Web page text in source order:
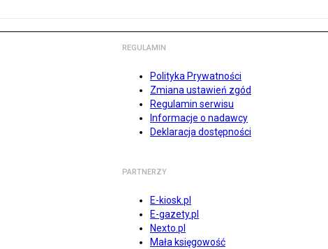
REGULAMIN
Polityka Prywatności
Zmiana ustawień zgód
Regulamin serwisu
Informacje o nadawcy
Deklaracja dostępności
PARTNERZY
E-kiosk.pl
E-gazety.pl
Nexto.pl
Mała księgowość